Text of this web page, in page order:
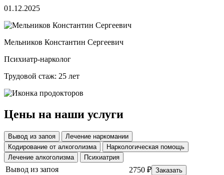
01.12.2025
Мельников Константин Сергеевич
Психиатр-нарколог
Трудовой стаж: 25 лет
Цены на наши услуги
Вывод из запоя
Лечение наркомании
Кодирование от алкоголизма
Наркологическая помощь
Лечение алкоголизма
Психиатрия
Вывод из запоя 2750 ₽ Заказать